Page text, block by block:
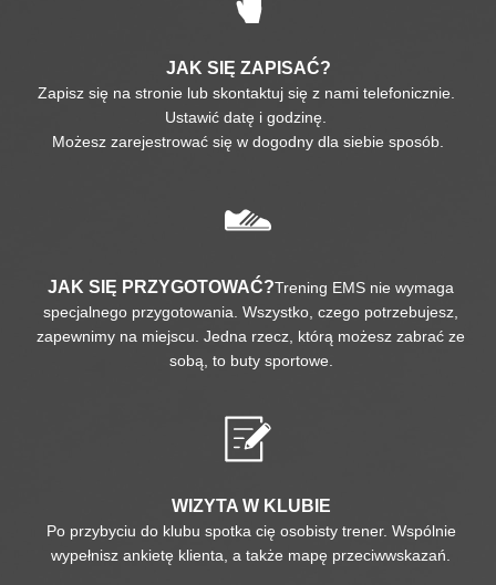
JAK SIĘ ZAPISAĆ?
Zapisz się na stronie lub skontaktuj się z nami telefonicznie.
Ustawić datę i godzinę.
Możesz zarejestrować się w dogodny dla siebie sposób.
JAK SIĘ PRZYGOTOWAĆ?Trening EMS nie wymaga
specjalnego przygotowania. Wszystko, czego potrzebujesz,
zapewnimy na miejscu. Jedna rzecz, którą możesz zabrać ze
sobą, to buty sportowe.
WIZYTA W KLUBIE
Po przybyciu do klubu spotka cię osobisty trener. Wspólnie
wypełnisz ankietę klienta, a także mapę przeciwwskazań.